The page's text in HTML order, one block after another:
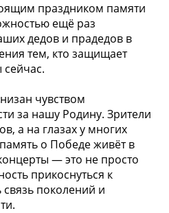
праздником памяти
ещё раз
дедов и прадедов в
тем, кто защищает
чувством
за нашу Родину. Зрители
а на глазах у многих
о Победе живёт в
— это не просто
прикоснуться к
связь поколений и